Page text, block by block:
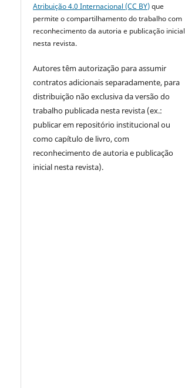
Atribuição 4.0 Internacional (CC BY)que
permite o compartilhamento do trabalho com
reconhecimento da autoria e publicação inicial
nesta revista.
Autores têm autorização para assumir
contratos adicionais separadamente, para
distribuição não exclusiva da versão do
trabalho publicada nesta revista (ex.:
publicar em repositório institucional ou
como capítulo de livro, com
reconhecimento de autoria e publicação
inicial nesta revista).